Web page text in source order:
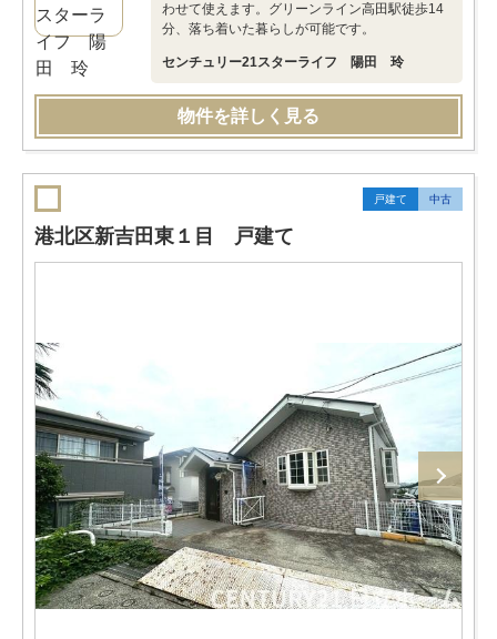
わせて使えます。グリーンライン高田駅徒歩14
分、落ち着いた暮らしが可能です。
センチュリー21スターライフ 陽田 玲
物件を詳しく見る
戸建て 中古
港北区新吉田東１目 戸建て